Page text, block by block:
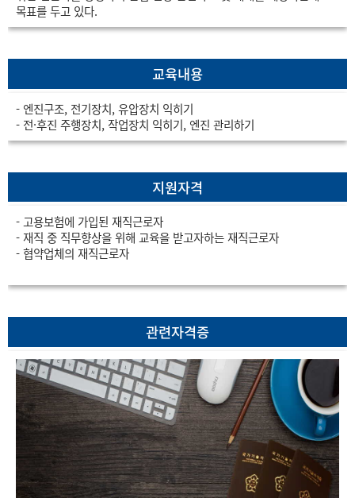
목표를 두고 있다.
교육내용
- 엔진구조, 전기장치, 유압장치 익히기
- 전·후진 주행장치, 작업장치 익히기, 엔진 관리하기
지원자격
- 고용보험에 가입된 재직근로자
- 재직 중 직무향상을 위해 교육을 받고자하는 재직근로자
- 협약업체의 재직근로자
관련자격증